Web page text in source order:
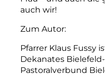
auch wir!
Zum Autor:
Pfarrer Klaus Fussy
Dekanates
Pastoralverbund